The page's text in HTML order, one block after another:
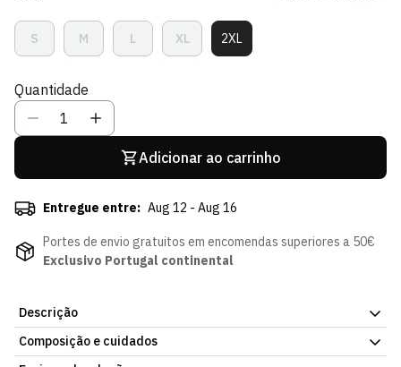
SVariante
Esgotada
Indisponível
MVariante
Esgotada
Indisponível
LVariante
Esgotada
XL
Variante
Esgotada
2XLVariante
Esgotada
Quantidade
Adicionar ao carrinho
Entregue entre: Aug 12 - Aug 16
Portes de envio gratuitos em encomendas superiores a 50€
Exclusivo Portugal continental
Descrição
Camisola Away 25/26, parte da coleção oficial do Sporting CP.
Artigo oficial do plantel do Sporting Clube de Portugal. Já
Composição e cuidados